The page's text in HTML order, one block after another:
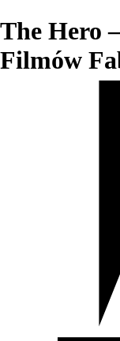
The Hero
Filmów